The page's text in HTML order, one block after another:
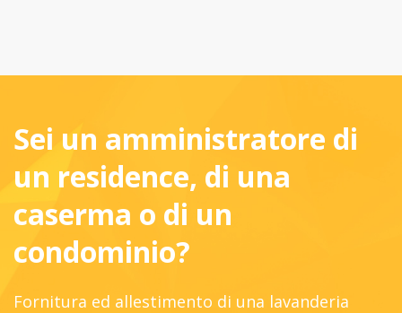
Sei un amministratore di
un residence, di una
caserma o di un
condominio?
Fornitura ed allestimento di una lavanderia